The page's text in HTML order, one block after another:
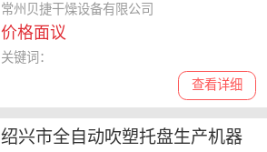
常州贝捷干燥设备有限公司
价格面议
查看详细
关键词：
绍兴市全自动吹塑托盘生产机器